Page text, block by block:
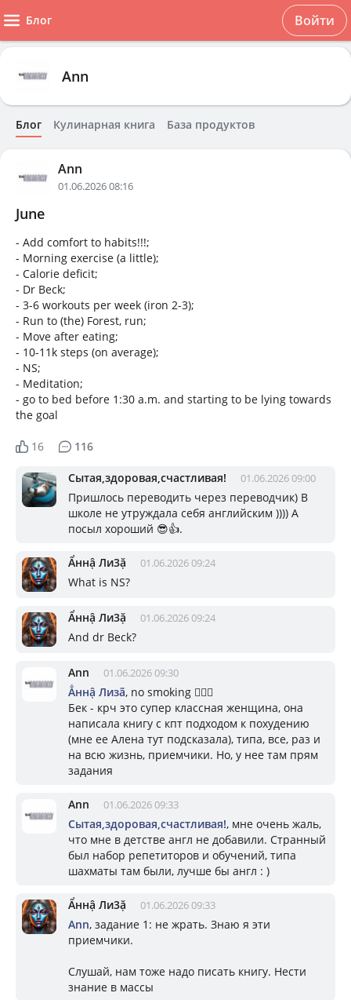
Блог Войти
Ann
Блог Кулинарная книга База продуктов
Ann
01.06.2026 08:16
June
- Add comfort to habits!!!;
- Morning exercise (a little);
- Calorie deficit;
- Dr Beck;
- 3-6 workouts per week (iron 2-3);
- Run to (the) Forest, run;
- Move after eating;
- 10-11k steps (on average);
- NS;
- Meditation;
- go to bed before 1:30 a.m. and starting to be lying towards
the goal
16 116
Сытая,здоровая,счастливая! 01.06.2026 09:00
Пришлось переводить через переводчик) В
школе не утруждала себя английским )))) А
посыл хороший 😎👍.
Ẩннậ Ли3ặ 01.06.2026 09:24
What is NS?
Ẩннậ Ли3ặ 01.06.2026 09:24
And dr Beck?
Ann 01.06.2026 09:30
Ẳннậ Лизã, no smoking 🤦🏼‍♀️
Бек - крч это супер классная женщина, она
написала книгу с кпт подходом к похудению
(мне ее Алена тут подсказала), типа, все, раз и
на всю жизнь, приемчики. Но, у нее там прям
задания
Ann 01.06.2026 09:33
Сытая,здоровая,счастливая!, мне очень жаль,
что мне в детстве англ не добавили. Странный
был набор репетиторов и обучений, типа
шахматы там были, лучше бы англ : )
Ẩннậ Ли3ặ 01.06.2026 09:33
Ann, задание 1: не жрать. Знаю я эти
приемчики.
Слушай, нам тоже надо писать книгу. Нести
знание в массы